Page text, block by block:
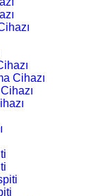
Cihazı